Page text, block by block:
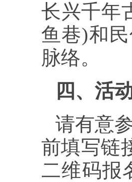
长兴千年
鱼巷)和
脉络。
四、活
请有意
前填写链
二维码报